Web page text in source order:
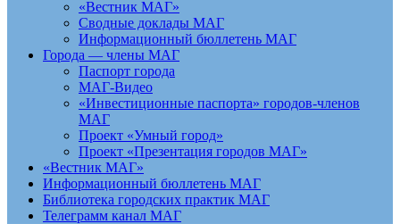
«Вестник МАГ»
Сводные доклады МАГ
Информационный бюллетень МАГ
Города — члены МАГ
Паспорт города
МАГ-Видео
«Инвестиционные паспорта» городов-членов
МАГ
Проект «Умный город»
Проект «Презентация городов МАГ»
«Вестник МАГ»
Информационный бюллетень МАГ
Библиотека городских практик МАГ
Телеграмм канал МАГ